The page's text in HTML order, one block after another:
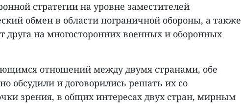
стратегии на уровне заместителей
обмен в области пограничной обороны, а также
друга на многосторонних военных и оборонных
отношений между двумя странами, обе
обсудили и договорились решать их со
зрения, в общих интересах двух стран, мирным